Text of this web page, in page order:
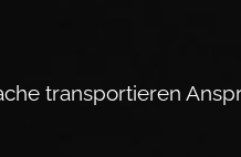
trans­por­tieren